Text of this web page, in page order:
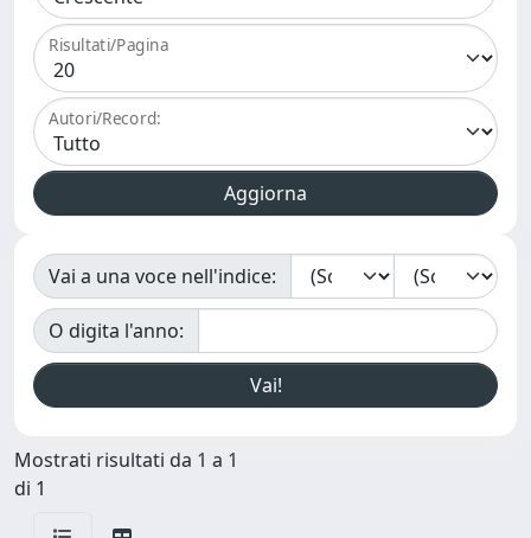
Risultati/Pagina
Autori/Record:
Vai a una voce nell'indice:
O digita l'anno:
Mostrati risultati da 1 a 1
di 1